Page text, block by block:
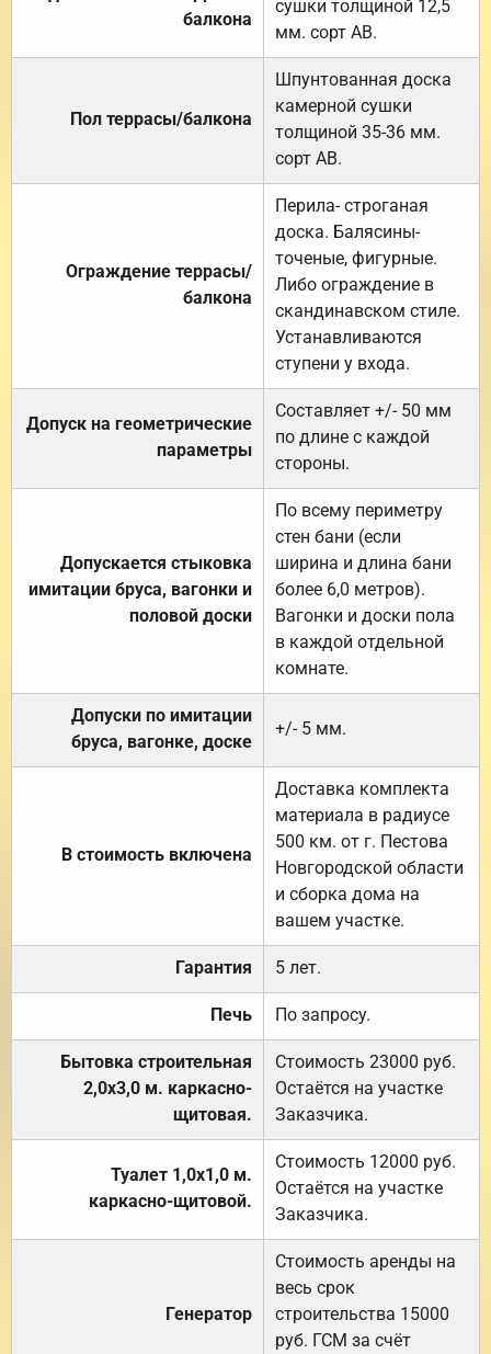
балкона
сушки толщиной 12,5
мм. сорт АВ.
Пол террасы/балкона
Шпунтованная доска
камерной сушки
толщиной 35-36 мм.
сорт АВ.
Ограждение террасы/
балкона
Перила- строганая
доска. Балясины-
точеные, фигурные.
Либо ограждение в
скандинавском стиле.
Устанавливаются
ступени у входа.
Допуск на геометрические
параметры
Составляет +/- 50 мм
по длине с каждой
стороны.
Допускается стыковка
имитации бруса, вагонки и
половой доски
По всему периметру
стен бани (если
ширина и длина бани
более 6,0 метров).
Вагонки и доски пола
в каждой отдельной
комнате.
Допуски по имитации
бруса, вагонке, доске
+/- 5 мм.
В стоимость включена
Доставка комплекта
материала в радиусе
500 км. от г. Пестова
Новгородской области
и сборка дома на
вашем участке.
Гарантия 5 лет.
Печь По запросу.
Бытовка строительная
2,0х3,0 м. каркасно-
щитовая.
Стоимость 23000 руб.
Остаётся на участке
Заказчика.
Туалет 1,0х1,0 м.
каркасно-щитовой.
Стоимость 12000 руб.
Остаётся на участке
Заказчика.
Генератор
Стоимость аренды на
весь срок
строительства 15000
руб. ГСМ за счёт